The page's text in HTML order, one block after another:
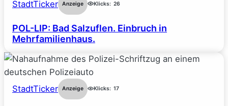
StadtTicker Anzeige Klicks: 26
POL-LIP: Bad Salzuflen. Einbruch in
Mehrfamilienhaus.
StadtTicker Anzeige Klicks: 17